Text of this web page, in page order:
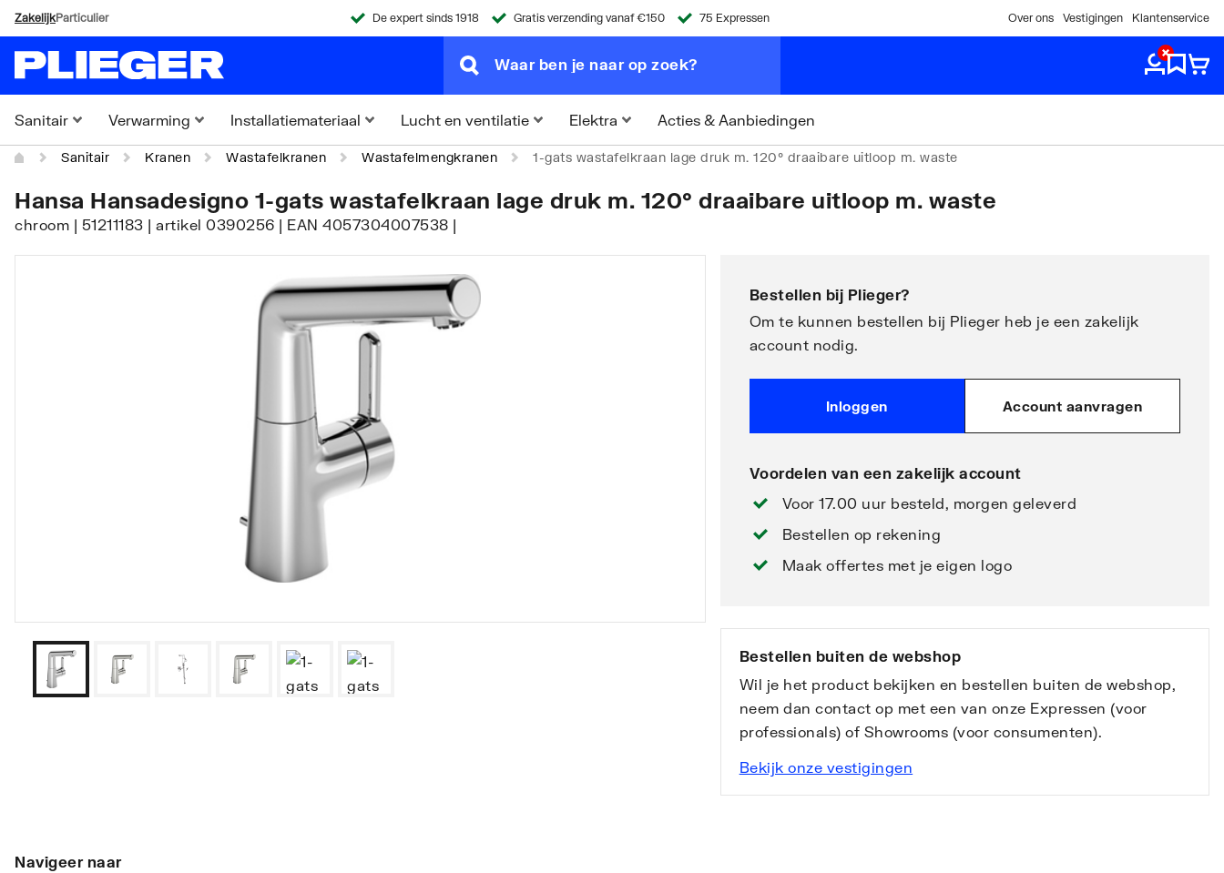
ZakelijkParticulier De expert sinds 1918 Gratis verzending vanaf €150 75 Expressen Over ons Vestigingen Klantenservice
Sanitair Verwarming Installatiemateriaal Lucht en ventilatie Elektra Acties & Aanbiedingen
Sanitair Kranen Wastafelkranen Wastafelmengkranen 1-gats wastafelkraan lage druk m. 120° draaibare uitloop m. waste
Hansa Hansadesigno 1-gats wastafelkraan lage druk m. 120° draaibare uitloop m. waste
chroom | 51211183 | artikel 0390256 | EAN 4057304007538 |
Bestellen bij Plieger?
Om te kunnen bestellen bij Plieger heb je een zakelijk
account nodig.
Inloggen Account aanvragen
Voordelen van een zakelijk account
Voor 17.00 uur besteld, morgen geleverd
Bestellen op rekening
Maak offertes met je eigen logo
Bestellen buiten de webshop
Wil je het product bekijken en bestellen buiten de webshop,
neem dan contact op met een van onze Expressen (voor
professionals) of Showrooms (voor consumenten).
Bekijk onze vestigingen
Navigeer naar